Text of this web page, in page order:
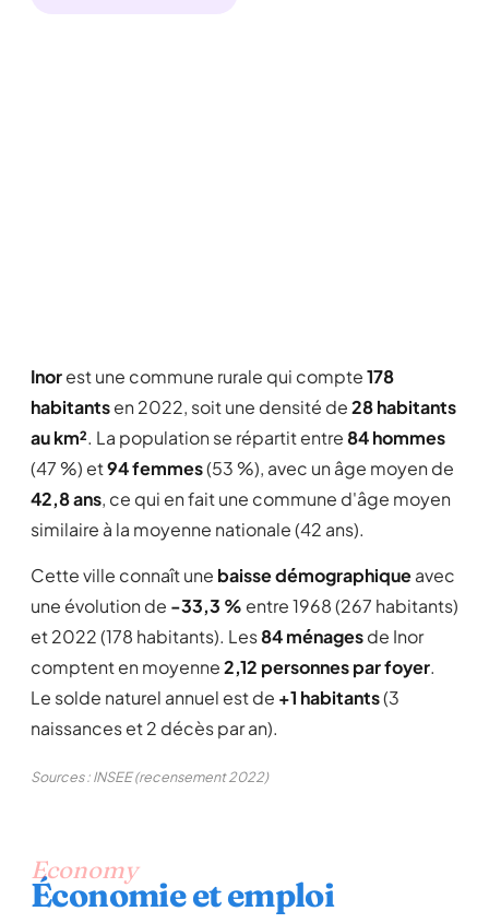
Inorest une commune rurale qui compte178
habitantsen 2022, soit une densité de28 habitants
au km². La population se répartit entre84 hommes
(47 %) et94 femmes(53 %), avec un âge moyen de
42,8 ans, ce qui en fait une commune d'âge moyen
similaire à la moyenne nationale (42 ans).
Cette ville connaît une baisse démographiqueavec
une évolution de -33,3 % entre 1968 (267 habitants)
et 2022 (178 habitants). Les84 ménagesde Inor
comptent en moyenne2,12 personnes par foyer.
Le solde naturel annuel est de +1 habitants(3
naissances et 2 décès par an).
Sources : INSEE (recensement 2022)
Economy
Économie et emploi